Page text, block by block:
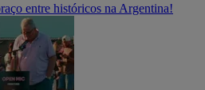
entre históricos na Argentina!